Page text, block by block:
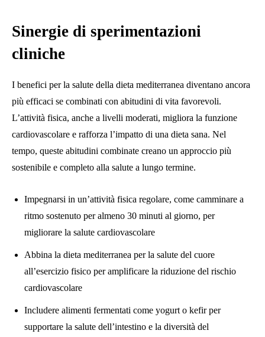
Sinergie di sperimentazioni
cliniche
I benefici per la salute della dieta mediterranea diventano ancora
più efficaci se combinati con abitudini di vita favorevoli.
L’attività fisica, anche a livelli moderati, migliora la funzione
cardiovascolare e rafforza l’impatto di una dieta sana. Nel
tempo, queste abitudini combinate creano un approccio più
sostenibile e completo alla salute a lungo termine.
Impegnarsi in un’attività fisica regolare, come camminare a
ritmo sostenuto per almeno 30 minuti al giorno, per
migliorare la salute cardiovascolare
Abbina la dieta mediterranea per la salute del cuore
all’esercizio fisico per amplificare la riduzione del rischio
cardiovascolare
Includere alimenti fermentati come yogurt o kefir per
supportare la salute dell’intestino e la diversità del